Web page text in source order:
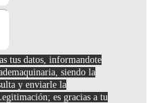
tus datos, informandote
siendo la
y enviarle la
es gracias a tu